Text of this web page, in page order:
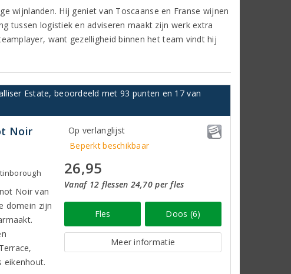
wijnlanden. Hij geniet van Toscaanse en Franse wijnen
tussen logistiek en adviseren maakt zijn werk extra
want gezelligheid binnen het team vindt hij
Estate, beoordeeld met 93 punten en 17 van
Noir
Noir van
domein zijn
eikenhout.
Op verlanglijst
Beperkt beschikbaar
26,95
Vanaf 12 flessen 24,70 per fles
Fles Doos (6)
Meer informatie